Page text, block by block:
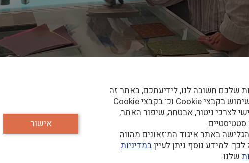
פתח תקווה לאמנות
שלכם חשובה לנו, לידיעתכם, באתר זה
נעשה שימוש בקבצי Cookie וכן בקבצי Cookie
לצרכי ניטור, אבטחה, שיפור האתר,
סטטיסטיים.
באתר איגוד המוזאונים מהווה
למידע נוסף ניתן לעייןבמדיניות
שלנו.
אישור